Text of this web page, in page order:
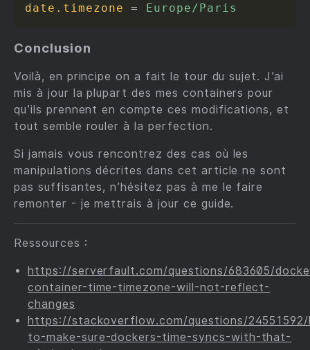
date.timezone
= Europe/Paris
Conclusion
Voilà, en principe on a fait le tour du sujet. J’ai
mis à jour la plupart des mes containers pour
qu’ils prennent en compte ces modifications, et
tout semble rouler à la perfection.
Si jamais vous rencontrez des cas où les
manipulations décrites dans cet article ne sont
pas suffisantes, n’hésitez pas à me le faire
remonter - je mettrais à jour ce guide.
Ressources :
https://serverfault.com/questions/683605/
container-time-timezone-will-not-reflect-
changes
https://stackoverflow.com/questions/
to-make-sure-dockers-time-syncs-with-that-